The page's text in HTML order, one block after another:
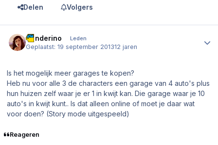
Delen Volgers
Sanderino Leden
Geplaatst:19 september 201312 jaren
Is het mogelijk meer garages te kopen?
Heb nu voor alle 3 de characters een garage van 4 auto's plus
hun huizen zelf waar je er 1 in kwijt kan. Die garage waar je 10
auto's in kwijt kunt.. Is dat alleen online of moet je daar wat
voor doen? (Story mode uitgespeeld)
Reageren